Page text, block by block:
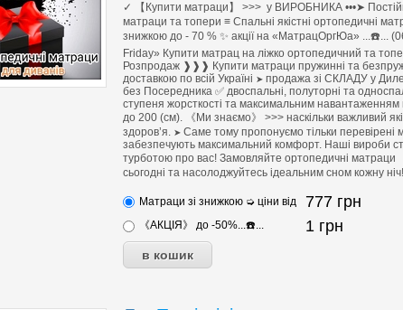
✓ 【Купити матраци】 >>> у ВИРОБНИКА •••➤
матраци та топери ≡ Спальні якістні ортопедичні
знижкою до - 70 % ✨ акції на «МатрацОргЮа» ...☎️...
Friday» Купити матрац на ліжко ортопедичний та
Розпродаж ❱❱❱ Купити матраци пружинні та
доставкою по всій Україні ➤ продажа зі СКЛАДУ у
без Посередника ✅ двоспальні, полуторні та
ступеня жорсткості та максимальним навантаженням
до 200 (см). 《Ми знаємо》 >>> наскільки важливий
здоров’я. ➤ Саме тому пропонуємо тільки перевірені
забезпечують максимальний комфорт. Наші вироби
турботою про вас! Замовляйте ортопедичні матраци
сьогодні та насолоджуйтесь ідеальним сном кожну
Матраци зі знижкою ➭ ціни від 777 грн
《АКЦІЯ》 до -50%...☎️... 1 грн